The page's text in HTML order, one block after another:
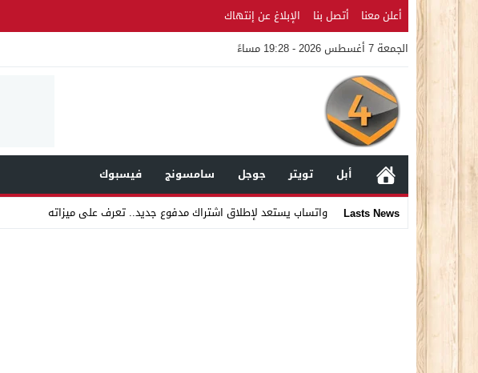
أعلن معنا أتصل بنا
الإبلاغ عن إنتهاك
الجمعة 7 أغسطس 2026 - 19:28 مساءً
أبل تويتر جوجل سامسونج
فيسبوك
Lasts News
واتساب يستعد لإطلاق اشتراك مدفوع جديد.. تعرف على ميزاته